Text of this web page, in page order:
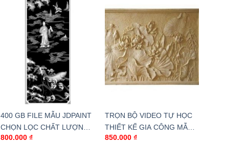
400 GB FILE MẪU JDPAINT
CHỌN LỌC CHẤT LƯỢNG
NHẤT
800.000 ₫
TRỌN BỘ VIDEO TỰ HỌC
THIẾT KẾ GIA CÔNG MẪU
JDPAINT
850.000 ₫